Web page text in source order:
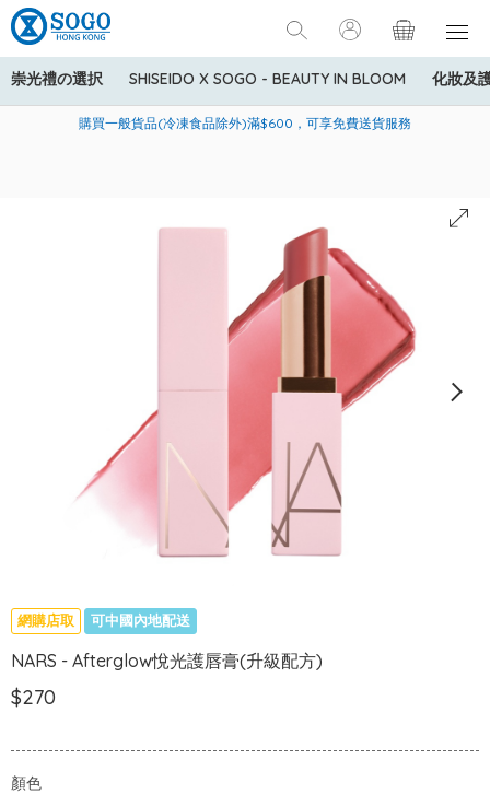
崇光禮の選択 SHISEIDO X SOGO - BEAUTY IN BLOOM 化妝及
美國運通Explorer®信用卡會員購物禮遇：高達5%簽賬回贈！
購買一般貨品(冷凍食品除外)滿$600，可享免費送貨服務
寄送中國內地服務只適用於指定商品，若訂單金額少於HK$600(折
網購店取 可中國內地配送
NARS - Afterglow悅光護唇膏(升級配方)
$270
顏色